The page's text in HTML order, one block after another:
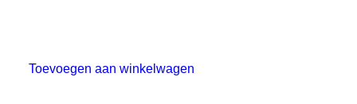
Toevoegen aan winkelwagen